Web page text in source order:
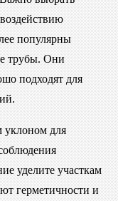
популярны
трубы. Они
подходят для
уклоном для
уделите участкам
герметичности и